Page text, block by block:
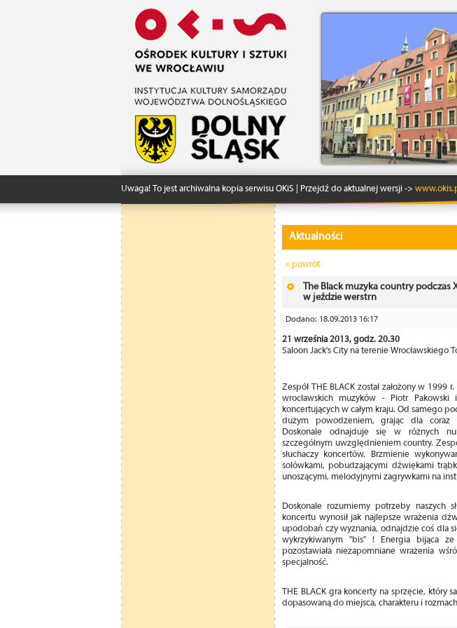
Uwaga! To jest archiwalna kopia serwisu OKiS | Przejdź do aktualnej wersji ->
Aktualności
« powrót
The Black muzyka country podczas
w jeździe werstrn
Dodano: 18.09.2013 16:17
21 września 2013, godz. 20.30
Saloon Jack's City na terenie Wrocławskiego
Zespół THE BLACK został założony w 1999
wrocławskich muzyków - Piotr Pakowski
koncertujących w całym kraju. Od samego
dużym powodzeniem, grając dla coraz
Doskonale odnajduje się w różnych
szczególnym uwzględnieniem country.
słuchaczy koncertów. Brzmienie
solówkami, pobudzającymi dźwiękami
unoszącymi, melodyjnymi zagrywkami na
Doskonale rozumiemy potrzeby naszych
koncertu wynosił jak najlepsze wrażenia
upodobań czy wyznania, odnajdzie coś dla
wykrzykiwanym "bis" ! Energia bijąca
pozostawiała niezapomniane wrażenia
specjalność.
THE BLACK gra koncerty na sprzęcie, który
dopasowaną do miejsca, charakteru i